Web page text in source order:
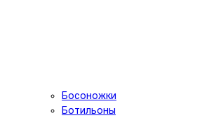
Босоножки
Ботильоны